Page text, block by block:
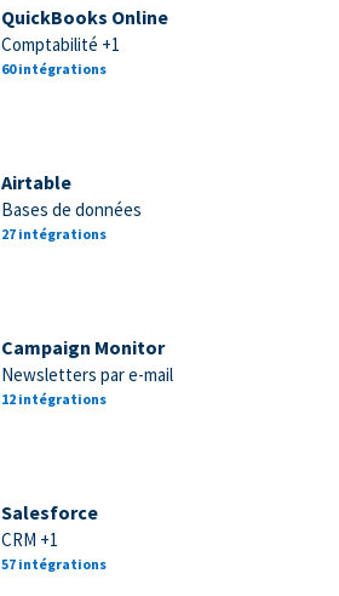
QuickBooks Online
Comptabilité +1
60 intégrations
Airtable
Bases de données
27 intégrations
Campaign Monitor
Newsletters par e-mail
12 intégrations
Salesforce
CRM +1
57 intégrations